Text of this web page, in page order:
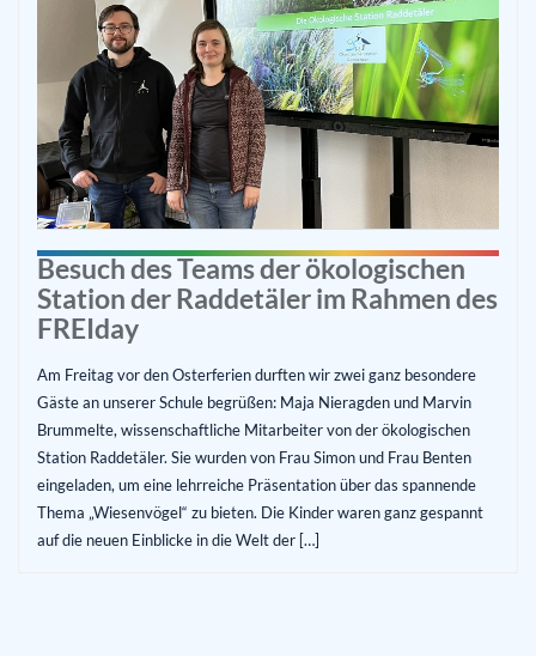
Besuch des Teams der ökologischen
Station der Raddetäler im Rahmen des
FREIday
Am Freitag vor den Osterferien durften wir zwei ganz besondere
Gäste an unserer Schule begrüßen: Maja Nieragden und Marvin
Brummelte, wissenschaftliche Mitarbeiter von der ökologischen
Station Raddetäler. Sie wurden von Frau Simon und Frau Benten
eingeladen, um eine lehrreiche Präsentation über das spannende
Thema „Wiesenvögel“ zu bieten. Die Kinder waren ganz gespannt
auf die neuen Einblicke in die Welt der […]